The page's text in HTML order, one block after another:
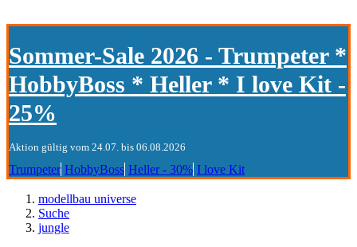
Sommer-Sale 2026 - Trumpeter *
HobbyBoss * Heller * I love Kit -
25%
Aktion gültig vom 24.07. bis 06.08.2026
Trumpeter HobbyBoss Heller - 30% I love Kit
modellbau universe
Suche
jungle